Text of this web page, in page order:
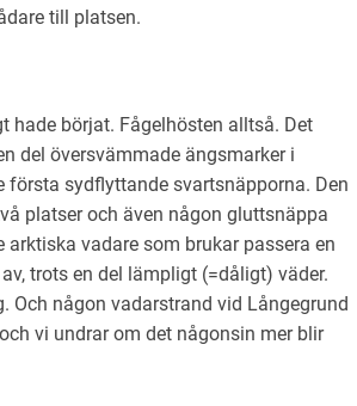
till platsen.
hade börjat. Fågelhösten alltså. Det
del översvämmade ängsmarker i
första sydflyttande svartsnäpporna. Den
platser och även någon gluttsnäppa
vadare som brukar passera en
trots en del lämpligt (=dåligt) väder.
Och någon vadarstrand vid Långegrund
vi undrar om det någonsin mer blir